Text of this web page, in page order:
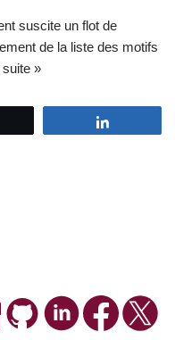
suscite un flot de
de la liste des motifs
suite »